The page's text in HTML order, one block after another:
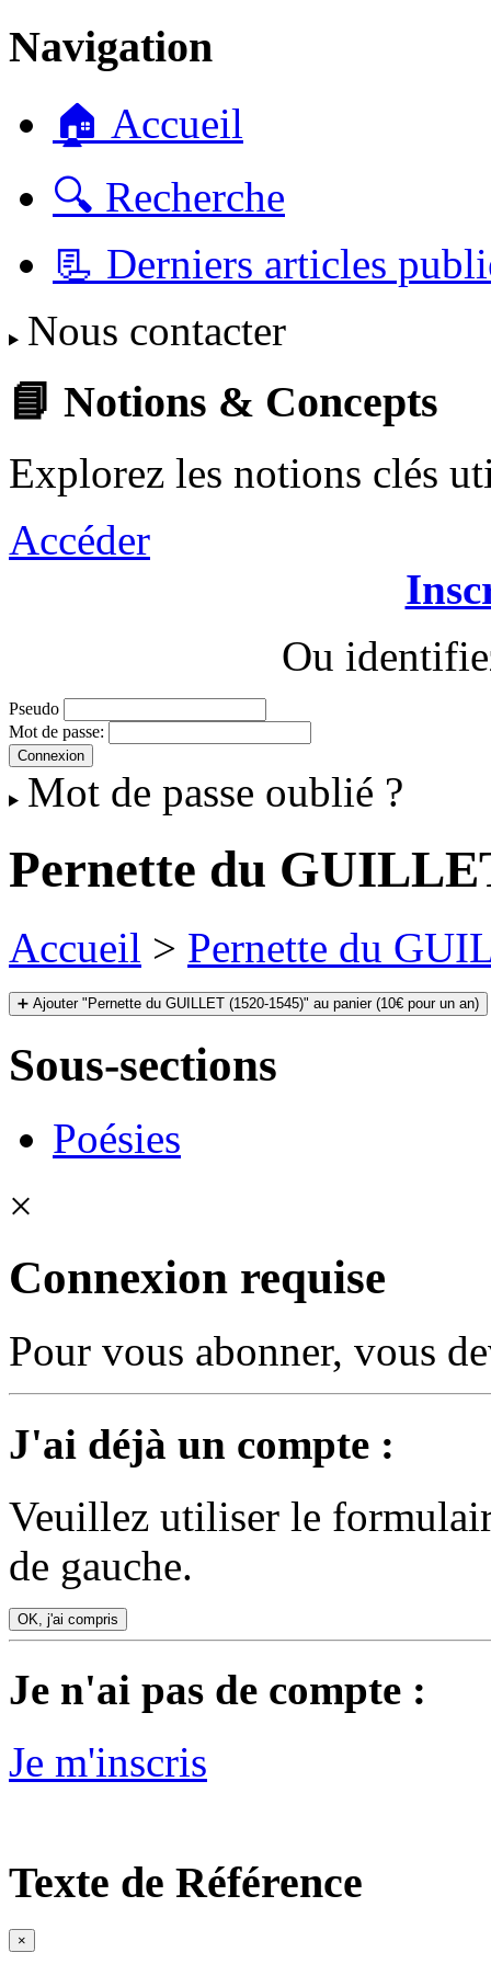
Navigation
🏠 Accueil
🔍 Recherche
📃 Derniers articles
Nous contacter
📘 Notions & Concepts
Explorez les notions clés
Accéder
Ou
Pseudo
Mot de passe:
Mot de passe oublié ?
Pernette du
Accueil > Pernette du
➕ Ajouter "Pernette du GUILLET (1520-1545)" au panier (10€ pour un an)
Sous-sections
Poésies
×
Connexion requise
Pour vous abonner, vous
J'ai déjà un compte :
Veuillez utiliser le
de gauche.
OK, j'ai compris
Je n'ai pas de compte :
Je m'inscris
Texte de Référence
×